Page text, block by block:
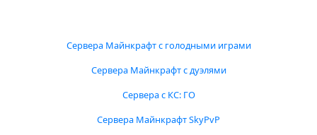
Сервера Майнкрафт с голодными играми
Сервера Майнкрафт с дуэлями
Сервера с КС: ГО
Сервера Майнкрафт SkyPvP